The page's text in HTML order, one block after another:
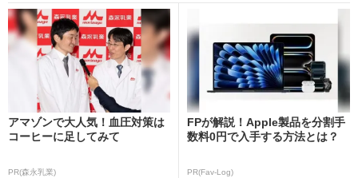
アマゾンで大人気！血圧対策は
コーヒーに足してみて
PR(森永乳業)
FPが解説！Apple製品を分割手
数料0円で入手する方法とは？
PR(Fav-Log)